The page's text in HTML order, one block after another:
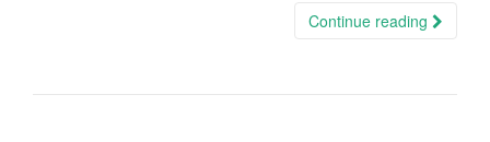
Continue reading